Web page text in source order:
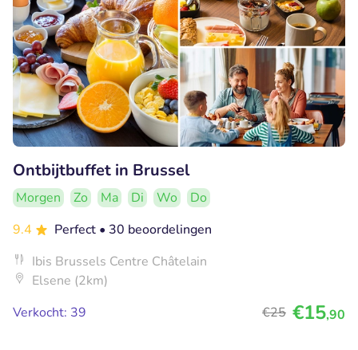
Ontbijtbuffet in Brussel
Morgen Zo Ma Di Wo
Do
9.4
Perfect • 30 beoordelingen
Ibis Brussels Centre Châtelain
Elsene (2km)
Verkocht: 39
€25 €15,90